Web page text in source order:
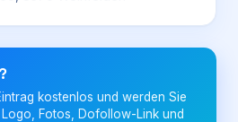
Login
eintragen
kostenlos und werden Sie
Fotos, Dofollow-Link und